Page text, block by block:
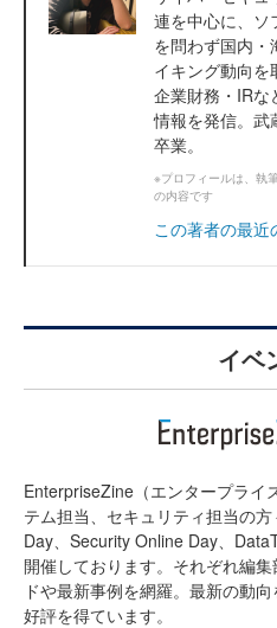
連を中心に、ソ
を問わず国内・
イキング動向を
企業財務・IRな
情報を発信。武
卒業。
※プロフィールは、執
の内容です
この著者の最近
イベ
EnterpriseZine（エンタープライ
テム担当、セキュリティ担当の
Day、Security Online Day、
開催しております。それぞれ編
ドや最新事例を網羅。最新の動
好評を得ています。